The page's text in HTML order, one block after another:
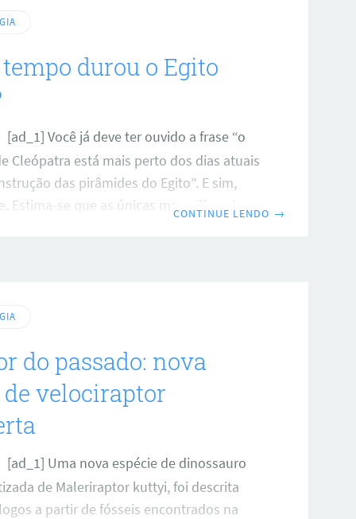
de curso que você nem lembra de
durou o Egito
[ad_1] Você já deve ter ouvido a frase “o
Cleópatra está mais perto dos dias atuais
das pirâmides do Egito”. E sim,
Estima-se que as únicas maravilhas do
Já falamos aqui
CONTINUE LENDO →
do passado: nova
de velociraptor
[ad_1] Uma nova espécie de dinossauro
de Maleriraptor kuttyi, foi descrita
a partir de fósseis encontrados na